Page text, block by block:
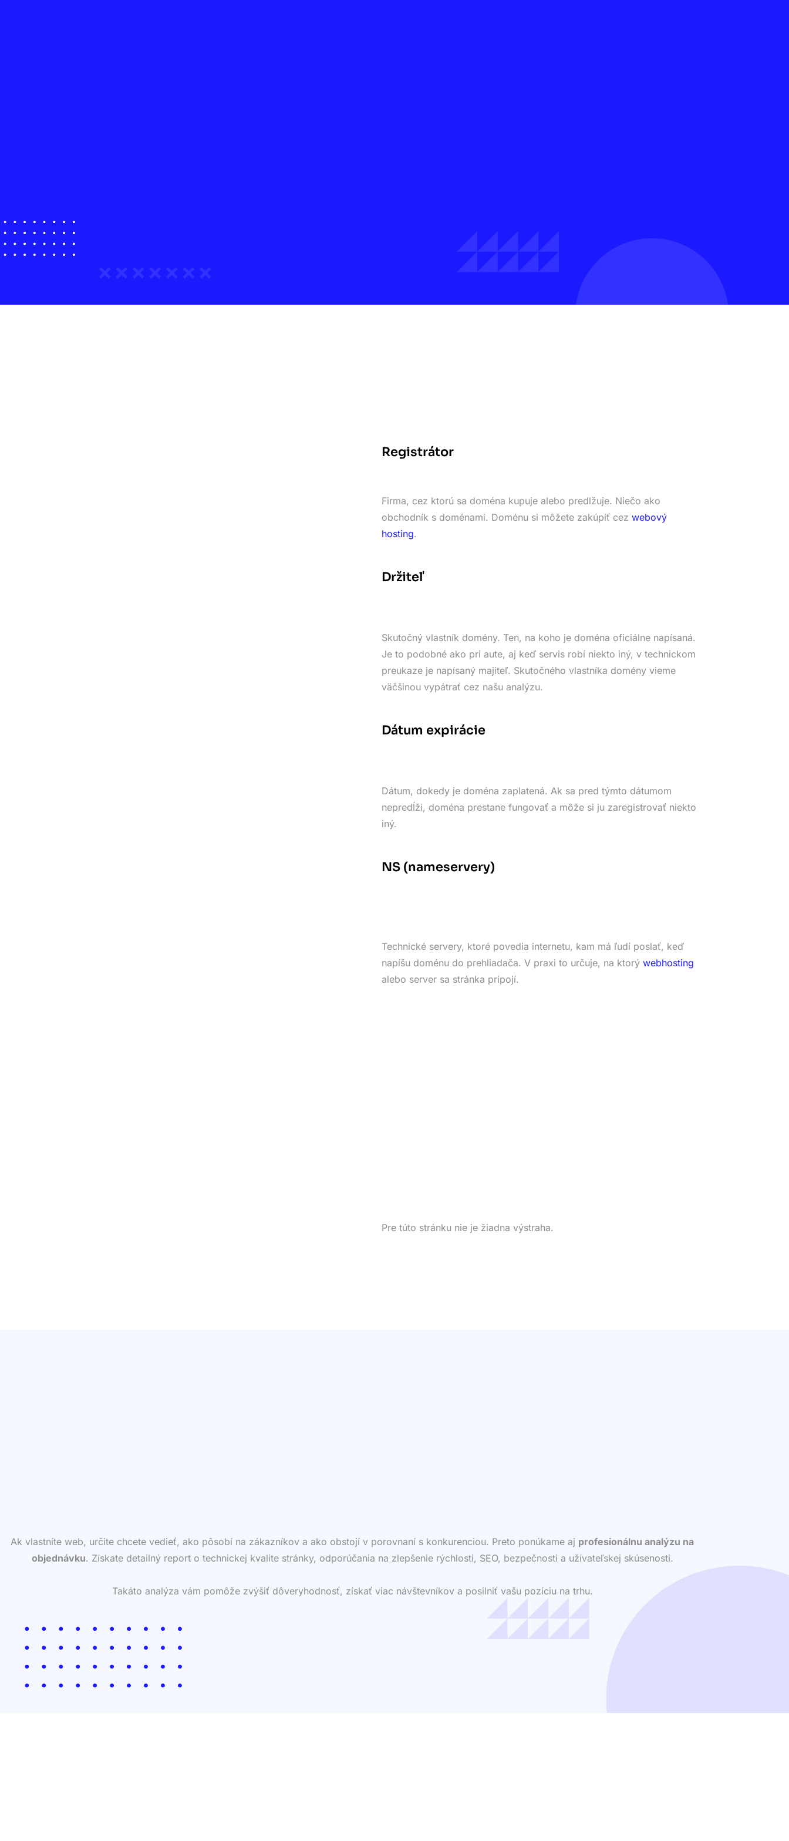
Registrátor
Firma, cez ktorú sa doména kupuje alebo predlžuje. Niečo ako
obchodník s doménami. Doménu si môžete zakúpiť cez webový
hosting.
Držiteľ
Skutočný vlastník domény. Ten, na koho je doména oficiálne napísaná.
Je to podobné ako pri aute, aj keď servis robí niekto iný, v technickom
preukaze je napísaný majiteľ. Skutočného vlastníka domény vieme
väčšinou vypátrať cez našu analýzu.
Dátum expirácie
Dátum, dokedy je doména zaplatená. Ak sa pred týmto dátumom
nepredĺži, doména prestane fungovať a môže si ju zaregistrovať niekto
iný.
NS (nameservery)
Technické servery, ktoré povedia internetu, kam má ľudí poslať, keď
napíšu doménu do prehliadača. V praxi to určuje, na ktorý webhosting
alebo server sa stránka pripojí.
Pre túto stránku nie je žiadna výstraha.
Ak vlastníte web, určite chcete vedieť, ako pôsobí na zákazníkov a ako obstojí v porovnaní s konkurenciou. Preto ponúkame aj profesionálnu analýzu na
objednávku. Získate detailný report o technickej kvalite stránky, odporúčania na zlepšenie rýchlosti, SEO, bezpečnosti a užívateľskej skúsenosti.
Takáto analýza vám pomôže zvýšiť dôveryhodnosť, získať viac návštevníkov a posilniť vašu pozíciu na trhu.